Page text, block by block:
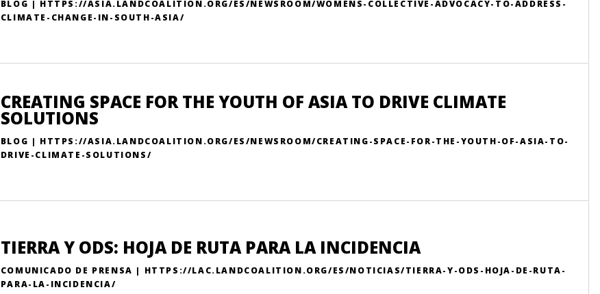
BLOG | HTTPS://ASIA.LANDCOALITION.ORG/ES/NEWSROOM/WOMENS-COLLECTIVE-ADVOCACY-TO-ADDRESS-
CLIMATE-CHANGE-IN-SOUTH-ASIA/
CREATING SPACE FOR THE YOUTH OF ASIA TO DRIVE CLIMATE
SOLUTIONS
BLOG | HTTPS://ASIA.LANDCOALITION.ORG/ES/NEWSROOM/CREATING-SPACE-FOR-THE-YOUTH-OF-ASIA-TO-
DRIVE-CLIMATE-SOLUTIONS/
TIERRA Y ODS: HOJA DE RUTA PARA LA INCIDENCIA
COMUNICADO DE PRENSA | HTTPS://LAC.LANDCOALITION.ORG/ES/NOTICIAS/TIERRA-Y-ODS-HOJA-DE-RUTA-
PARA-LA-INCIDENCIA/